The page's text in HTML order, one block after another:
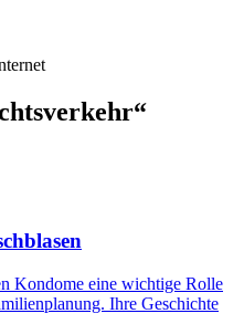
Kondome eine wichtige Rolle
Ihre Geschichte